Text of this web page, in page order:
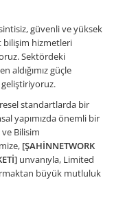
güvenli ve yüksek
bilişim hizmetleri
Sektördeki
aldığımız güçle
geliştiriyoruz.
standartlarda bir
yapımızda önemli bir
Bilisim
[ŞAHİNNETWORK
unvanıyla, Limited
büyük mutluluk